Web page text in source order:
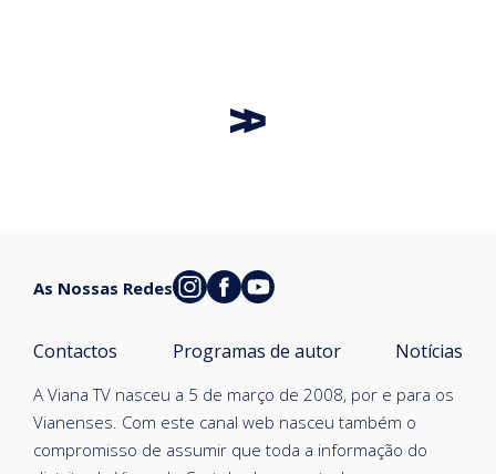
A Viana TV nasceu a 5 de março de 2008, por e para os
Vianenses. Com este canal web nasceu também o
compromisso de assumir que toda a informação do
Contactos Programas de autor Notícias
As Nossas Redes